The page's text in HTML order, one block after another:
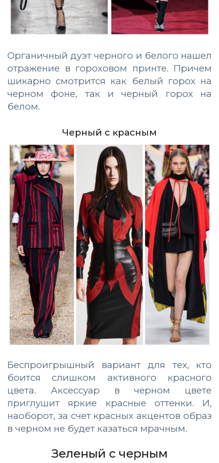
Органичный дуэт черного и белого нашел
отражение в гороховом принте. Причем
шикарно смотрится как белый горох на
черном фоне, так и черный горох на
белом.
Черный с красным
Беспроигрышный вариант для тех, кто
боится слишком активного красного
цвета. Аксессуар в черном цвете
приглушит яркие красные оттенки. И,
наоборот, за счет красных акцентов образ
в черном не будет казаться мрачным.
Зеленый с черным